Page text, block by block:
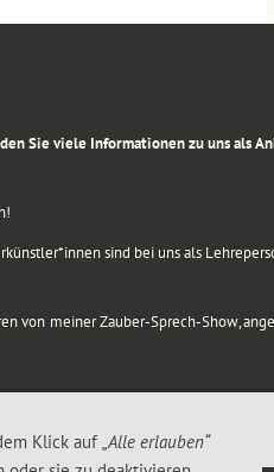
Sie viele Informationen zu uns als
sind bei uns als
von meiner Zauber-Sprech-Show,
Klick auf „Alle erlauben“